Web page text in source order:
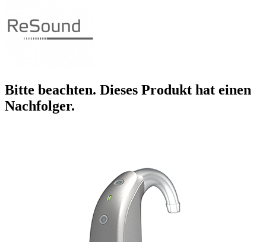
Bitte beachten. Dieses Produkt hat einen
Nachfolger.